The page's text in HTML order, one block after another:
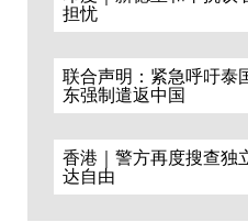
担忧
联合声明：紧急呼吁泰
东强制遣返中国
香港｜警方再度搜查独
达自由